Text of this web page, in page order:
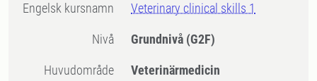
Engelsk kursnamn Veterinary clinical skills 1
Nivå Grundnivå (G2F)
Huvudområde Veterinärmedicin